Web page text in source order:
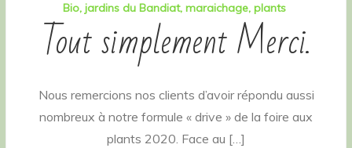
Bio jardins du Bandiat maraichage plants
Tout simplement Merci.
Nous remercions nos clients d’avoir répondu aussi
nombreux à notre formule « drive » de la foire aux
plants 2020. Face au […]